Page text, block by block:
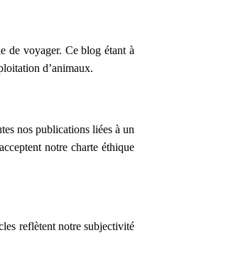
de voyager. Ce blog étant à
d’animaux.
nos publications liées à un
notre charte éthique
reflètent notre subjectivité